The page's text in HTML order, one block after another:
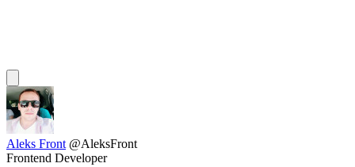
Aleks Front @AleksFront
Frontend Developer